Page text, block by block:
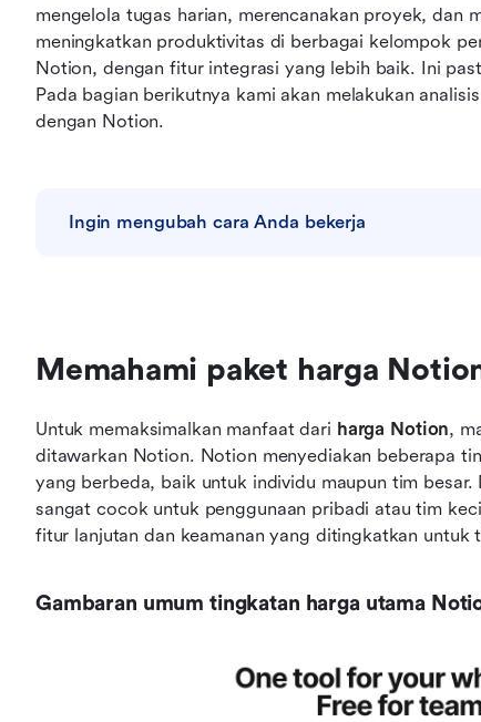
mengelola tugas harian, merencanakan proyek, dan
meningkatkan produktivitas di berbagai kelompok
Notion, dengan fitur integrasi yang lebih baik. Ini
Pada bagian berikutnya kami akan melakukan
dengan Notion.
Ingin mengubah cara Anda bekerja
Memahami paket harga
Untuk memaksimalkan manfaat dari harga Notion,
ditawarkan Notion. Notion menyediakan beberapa
yang berbeda, baik untuk individu maupun tim
sangat cocok untuk penggunaan pribadi atau tim
fitur lanjutan dan keamanan yang ditingkatkan untuk
Gambaran umum tingkatan harga utama